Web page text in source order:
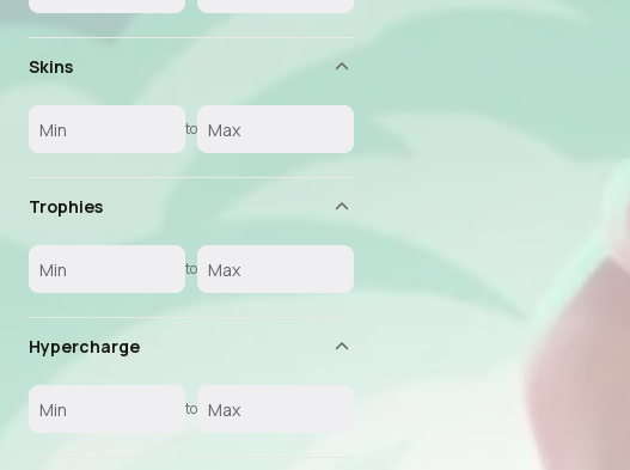
Skins
to
Trophies
to
Hypercharge
to